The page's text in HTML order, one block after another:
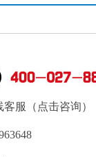
客服（点击咨询）